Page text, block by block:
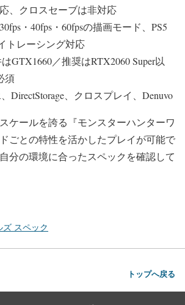
、クロスセーブは非対応
・40fps・60fpsの描画モード、PS5
トレーシング対応
GTX1660／推奨はRTX2060 Super以
須
DirectStorage、クロスプレイ、Denuvo
ケールを誇る『モンスターハンターワ
ごとの特性を活かしたプレイが可能で
分の環境に合ったスペックを確認して
ズ スペック
トップへ戻る